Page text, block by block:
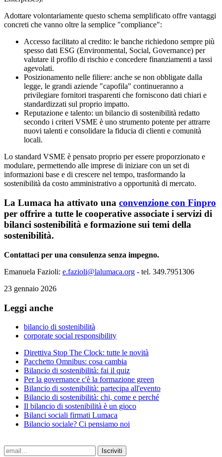
Adottare volontariamente questo schema semplificato offre vantaggi
concreti che vanno oltre la semplice "compliance":
Accesso facilitato al credito: le banche richiedono sempre più
spesso dati ESG (Environmental, Social, Governance) per
valutare il profilo di rischio e concedere finanziamenti a tassi
agevolati.
Posizionamento nelle filiere: anche se non obbligate dalla
legge, le grandi aziende "capofila" continueranno a
privilegiare fornitori trasparenti che forniscono dati chiari e
standardizzati sul proprio impatto.
Reputazione e talento: un bilancio di sostenibilità redatto
secondo i criteri VSME è uno strumento potente per attrarre
nuovi talenti e consolidare la fiducia di clienti e comunità
locali.
Lo standard VSME è pensato proprio per essere proporzionato e
modulare, permettendo alle imprese di iniziare con un set di
informazioni base e di crescere nel tempo, trasformando la
sostenibilità da costo amministrativo a opportunità di mercato.
La Lumaca ha attivato una convenzione con Finpro
per offrire a tutte le cooperative associate i servizi di
bilanci sostenibilità e formazione sui temi della
sostenibilità.
Contattaci per una consulenza senza impegno.
Emanuela Fazioli: e.fazioli@lalumaca.org - tel. 349.7951306
23 gennaio 2026
Leggi anche
bilancio di sostenibilità
corporate social responsibility
Direttiva Stop The Clock: tutte le novità
Pacchetto Omnibus: cosa cambia
Bilancio di sostenibilità: fai il quiz
Per la governance c'è la formazione green
Bilancio di sostenibilità: partecipa all'evento
Bilancio di sostenibilità: chi, come e perché
Il bilancio di sostenibilità è un gioco
Bilanci sociali firmati Lumaca
Bilancio sociale? Ci pensiamo noi